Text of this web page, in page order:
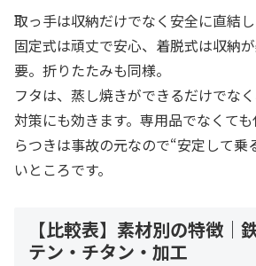
取っ手は収納だけでなく安全に直結し
固定式は頑丈で安心、着脱式は収納
要。折りたたみも同様。
フタは、蒸し焼きができるだけでな
対策にも効きます。専用品でなくて
らつきは事故の元なので“安定して乗
いところです。
【比較表】素材別の特徴｜
テン・チタン・加工